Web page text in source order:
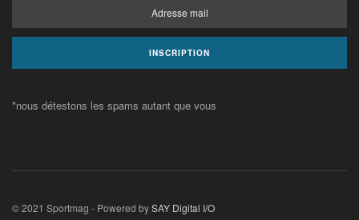
*nous détestons les spams autant que vous
© 2021 Sportmag - Powered bySAY Digital I/O